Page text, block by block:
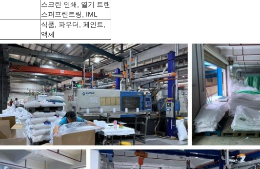
스크린 인쇄, 열기 트랜
스퍼프린트링, IML
식품, 파우더, 페인트,
액체